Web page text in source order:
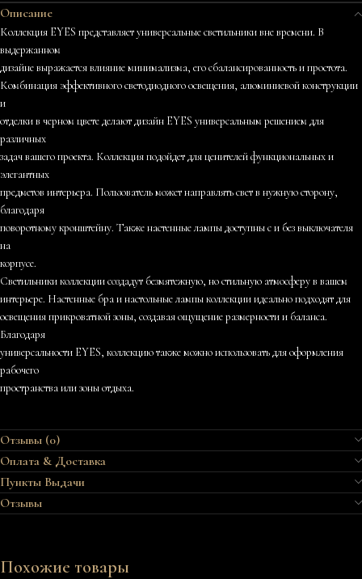
Описание
Коллекция EYES представляет универсальные светильники вне времени. В
выдержанном
дизайне выражается влияние минимализма, его сбалансированность и простота.
Комбинация эффективного светодиодного освещения, алюминиевой конструкции
и
отделки в черном цвете делают дизайн EYES универсальным решением для
различных
задач вашего проекта. Коллекция подойдет для ценителей функциональных и
элегантных
предметов интерьера. Пользователь может направлять свет в нужную сторону,
благодаря
поворотному кронштейну. Также настенные лампы доступны с и без выключателя
на
корпусе.
Светильники коллекции создадут безмятежную, но стильную атмосферу в вашем
интерьере. Настенные бра и настольные лампы коллекции идеально подходят для
освещения прикроватной зоны, создавая ощущение размерности и баланса.
Благодаря
универсальности EYES, коллекцию также можно использовать для оформления
рабочего
пространства или зоны отдыха.
Отзывы (0)
Оплата & Доставка
Пункты Выдачи
Отзывы
Похожие товары